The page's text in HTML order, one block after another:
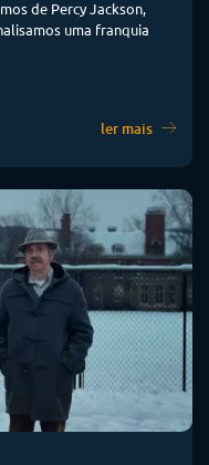
de Percy Jackson,
uma franquia
ler mais